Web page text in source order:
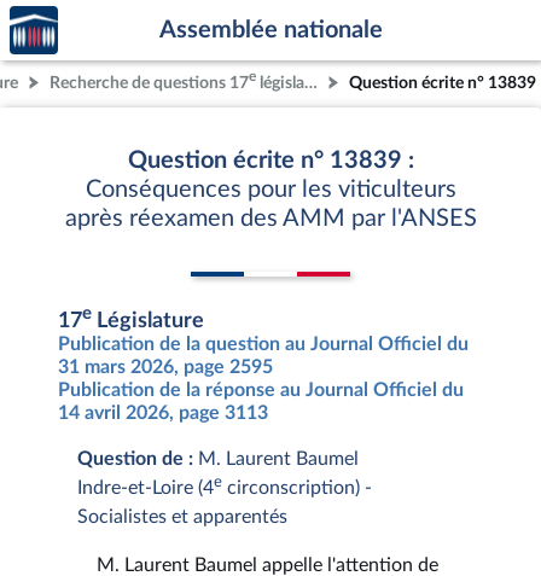
Aller au contenu
Aller en bas de la page
Accèder
à la
page
d'accueil
Assemblée nationale
Recherche de questions 17e législature Question écrite n° 13839
Question écrite n° 13839 :
Conséquences pour les viticulteurs
après réexamen des AMM par l'ANSES
17e Législature
Publication de la question au Journal Officiel du
31 mars 2026, page 2595
Publication de la réponse au Journal Officiel du
14 avril 2026, page 3113
Question de : M. Laurent Baumel
Indre-et-Loire (4e circonscription) -
Socialistes et apparentés
M. Laurent Baumel appelle l'attention de